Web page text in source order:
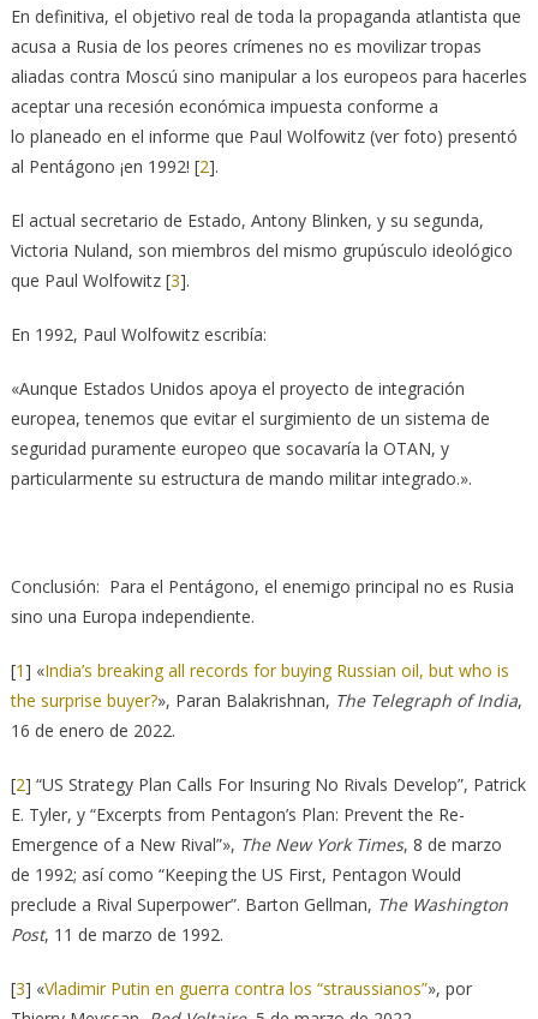
En definitiva, el objetivo real de toda la propaganda atlantista que
acusa a Rusia de los peores ‎crímenes no es movilizar tropas
aliadas contra Moscú sino manipular a los europeos para ‎hacerles
aceptar una recesión económica impuesta conforme a
lo planeado en el informe que ‎Paul Wolfowitz (ver foto) presentó
al Pentágono ¡en 1992! [2]. ‎
El actual secretario de Estado, Antony Blinken, y su segunda,
Victoria Nuland, son miembros del ‎mismo grupúsculo ideológico
que Paul Wolfowitz[3].‎
En 1992, Paul Wolfowitz escribía:‎
«Aunque Estados Unidos apoya el proyecto de integración
europea, tenemos que evitar el ‎surgimiento de un sistema de
seguridad puramente europeo que socavaría la OTAN, y
‎particularmente su estructura de mando militar integrado.».
Conclusión: ‎ Para el Pentágono, el enemigo principal no es Rusia
sino una Europa independiente. ‎
[1] «India’s breaking all records for buying Russian oil, but who is
‎the surprise buyer?», Paran Balakrishnan, The ‎Telegraph of India,
16 de enero de 2022.
[2] “US Strategy Plan Calls For Insuring ‎No Rivals Develop”, Patrick
E. Tyler, y “Excerpts from Pentagon’s Plan: Prevent the Re-‎
Emergence of a New Rival”», The New York Times, 8 de marzo
de 1992; así como “Keeping the ‎US First, Pentagon Would
preclude a Rival Superpower”. Barton Gellman, The Washington
Post, ‎‎11 de marzo de 1992.
[3] «Vladimir Putin en guerra contra los “straussianos”‎», por